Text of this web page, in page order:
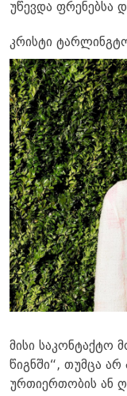
უწევდა ფრენებსა
კრისტი
მისი საკონტაქტო
წიგნში“, თუმცა არ
ურთიერთობის ან